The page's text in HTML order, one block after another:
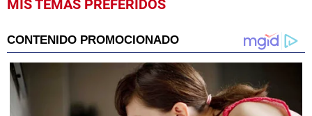
MIS TEMAS PREFERIDOS